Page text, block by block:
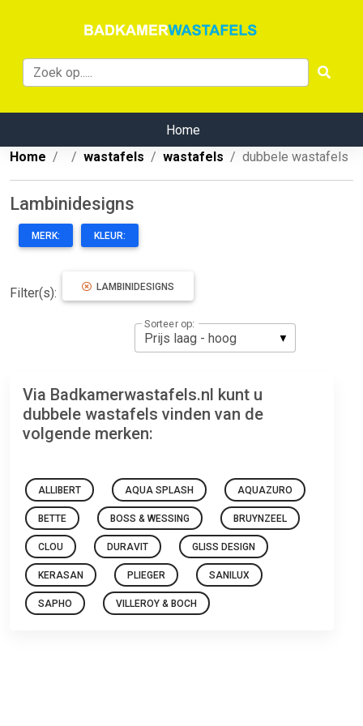
Home
Home
wastafels wastafels dubbele wastafels
Lambinidesigns
MERK: KLEUR:
Filter(s): LAMBINIDESIGNS
Sorteer op:
Via Badkamerwastafels.nl kunt u
dubbele wastafels vinden van de
volgende merken:
ALLIBERT AQUA SPLASH AQUAZURO
BETTE BOSS & WESSING BRUYNZEEL
CLOU DURAVIT GLISS DESIGN
KERASAN PLIEGER SANILUX
SAPHO VILLEROY & BOCH